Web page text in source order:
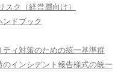
ク（経営層向け）
ンドブック
ィ対策のための統一基準群
インシデント報告様式の統一